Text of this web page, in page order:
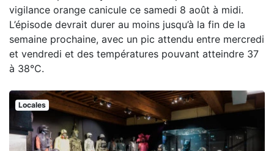
vigilance orange canicule ce samedi 8 août à midi.
L’épisode devrait durer au moins jusqu’à la fin de la
semaine prochaine, avec un pic attendu entre mercredi
et vendredi et des températures pouvant atteindre 37
à 38°C.
Locales